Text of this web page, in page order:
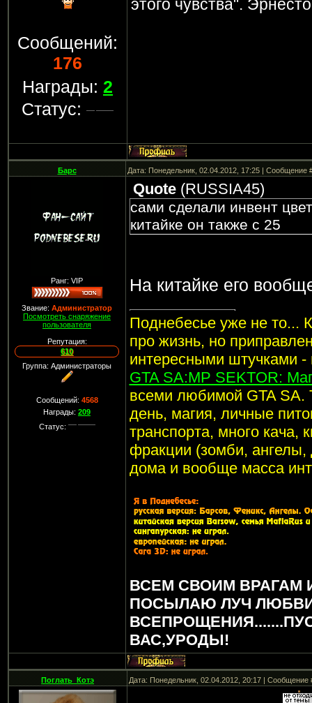
Сообщений:
176
Награды: 2
Статус:
этого чувства".
Барс Дата: Понедельник, 02.04.2012, 17:25 | Сообщение
Ранг: VIP
Звание: Администратор
Посмотреть снаряжение
пользователя
Репутация:
610
Группа: Администраторы
Сообщений: 4568
Награды: 209
Статус:
Quote(RUSSIA45)
сами сделали инвент
китайке он также с 25
На китайке его
Поднебесье уже не то...
про жизнь, но
интересными штучками
GTA SA:MP SEKTOR:
всеми любимой GTA SA.
день, магия, личные
транспорта, много кача,
фракции (зомби,
дома и вообще масса
ВСЕМ СВОИМ ВРАГАМ
ПОСЫЛАЮ ЛУЧ
ВАС,УРОДЫ!
Поглать_Котэ Дата: Понедельник, 02.04.2012, 20:17 | Сообщение